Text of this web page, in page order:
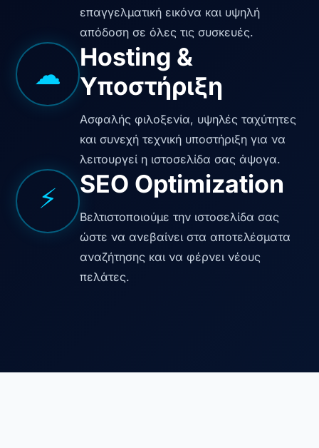
επαγγελματική εικόνα και υψηλή
απόδοση σε όλες τις συσκευές.
☁
Hosting &
Υποστήριξη
Ασφαλής φιλοξενία, υψηλές ταχύτητες
και συνεχή τεχνική υποστήριξη για να
λειτουργεί η ιστοσελίδα σας άψογα.
⚡ SEO Optimization
Βελτιστοποιούμε την ιστοσελίδα σας
ώστε να ανεβαίνει στα αποτελέσματα
αναζήτησης και να φέρνει νέους
πελάτες.